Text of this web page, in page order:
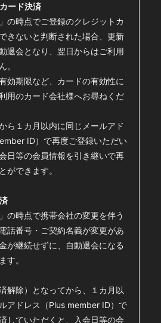
MIYAVI！)
イン
ード決済
の時点でご登録のクレジットカ
きないと判断された場合、更新
退会となり、翌日からはご利用
。
効期限など、カードの有効性に
用のカード会社様へお尋ねくだ
ら１カ月以内に同じメールアド
ID）で再度ご登録いただい
日等の会員情報を引き継いで再
ができます。
の時点で携帯会社の変更を伴う
話番号・ご契約名義が変更があ
が継続せずに、自動退会になる
す。
解除）となってから、１カ月以
アドレス（Plus member ID）で
していただくと、入会日等の会